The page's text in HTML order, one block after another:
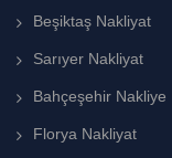
Beşiktaş Nakliyat
Sarıyer Nakliyat
Bahçeşehir Nakliye
Florya Nakliyat